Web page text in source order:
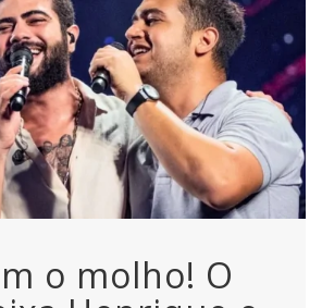
o molho! O